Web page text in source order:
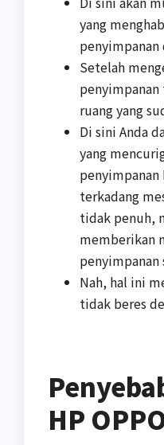
yang
penyimpanan
Setelah
ruang yang
Di sini Anda
yang
penyimpanan
terkadang
tidak penuh,
memberikan
penyimpanan
Nah, hal ini
tidak beres
HP